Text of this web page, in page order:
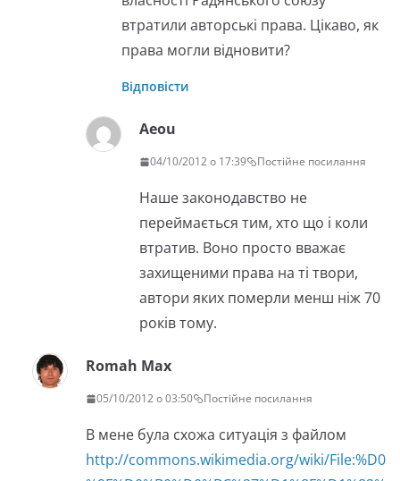
втратили авторські права. Цікаво, як
права могли відновити?
Відповісти
Aeou
04/10/2012 о 17:39 Постійне посилання
Наше законодавство не
переймається тим, хто що і коли
втратив. Воно просто вважає
захищеними права на ті твори,
автори яких померли менш ніж 70
років тому.
Romah Max
05/10/2012 о 03:50 Постійне посилання
В мене була схожа ситуація з файлом
http://commons.wikimedia.org/wiki/File:%D0